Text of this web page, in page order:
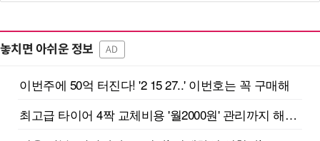
놓치면 아쉬운 정보 AD